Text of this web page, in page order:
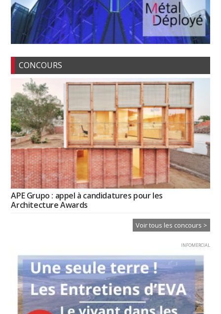
CONCOURS
APE Grupo : appel à candidatures pour les
Architecture Awards
Voir tous les concours >
INFOMERCIAL